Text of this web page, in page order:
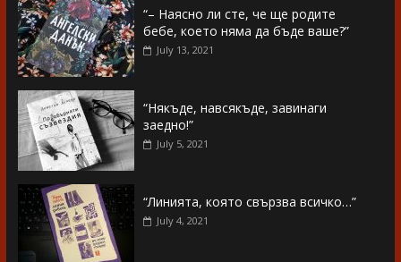
“– Наясно ли сте, че ще родите
бебе, което няма да бъде ваше?”
July 13, 2021
“Някъде, навсякъде, завинаги
заедно!”
July 5, 2021
“Линията, която свързва всичко…”
July 4, 2021